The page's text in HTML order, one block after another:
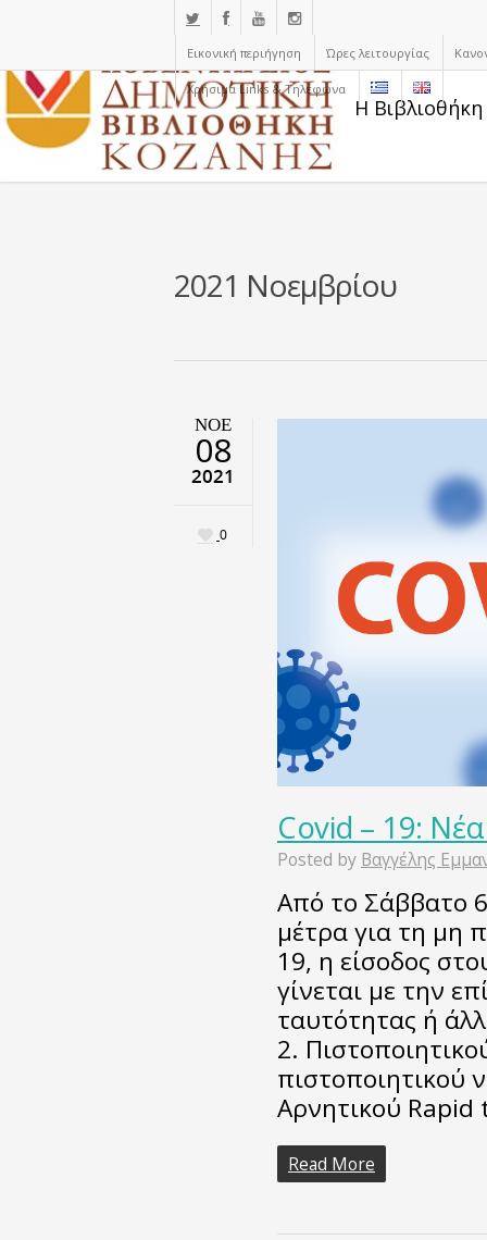
Εικονική περιήγηση Ώρες λειτουργίας
Χρήσιμα Links & Τηλέφωνα
Η
2021 Νοεμβρίου
ΝΟΈ
08
2021
0
Covid – 19:
Posted by Βαγγέλης
Από το Σάββατο
μέτρα για τη μη
19, η είσοδος
γίνεται με την
ταυτότητας ή
2.
πιστοποιητικού
Αρνητικού
Read More